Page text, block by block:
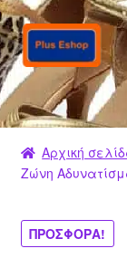
Απευθείας
μετάβαση
στην
πλοήγηση
Μετάβαση
σε
περιεχόμενο
Αρχική
Ζώνη
ΠΡΟΣΦΟΡΆ!